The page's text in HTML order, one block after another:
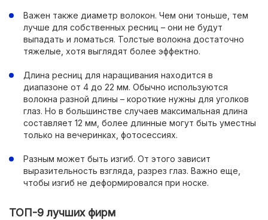
Важен также диаметр волокон. Чем они тоньше, тем
лучше для собственных ресниц – они не будут
выпадать и ломаться. Толстые волокна достаточно
тяжелые, хотя выглядят более эффектно.
Длина ресниц для наращивания находится в
диапазоне от 4 до 22 мм. Обычно используются
волокна разной длины – короткие нужны для уголков
глаз. Но в большинстве случаев максимальная длина
составляет 12 мм, более длинные могут быть уместны
только на вечеринках, фотосессиях.
Разным может быть изгиб. От этого зависит
выразительность взгляда, разрез глаз. Важно еще,
чтобы изгиб не деформировался при носке.
ТОП-9 лучших фирм